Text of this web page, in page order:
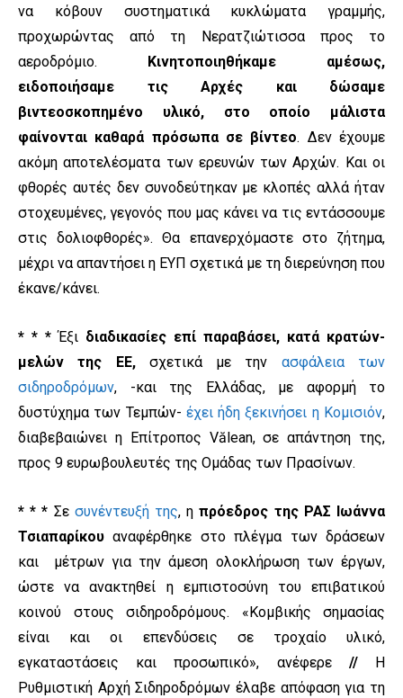
να κόβουν συστηµατικά κυκλώµατα γραµµής,
προχωρώντας από τη Νερατζιώτισσα προς το
αεροδρόµιο.
Κινητοποιηθήκαμε αµέσως,
ειδοποιήσαµε τις Αρχές και δώσαμε
βιντεοσκοπηµένο υλικό, στο οποίο µάλιστα
φαίνονται καθαρά πρόσωπα σε βίντεο. ∆εν έχουµε
ακόµη αποτελέσµατα των ερευνών των Αρχών. Και οι
φθορές αυτές δεν συνοδεύτηκαν µε κλοπές αλλά ήταν
στοχευµένες, γεγονός που µας κάνει να τις εντάσσουµε
στις δολιοφθορές». Θα επανερχόμαστε στο ζήτημα,
μέχρι να απαντήσει η ΕΥΠ σχετικά με τη διερεύνηση που
έκανε/κάνει.
* * * Έξι διαδικασίες επί παραβάσει, κατά κρατών-
μελών της ΕΕ,σχετικά με την ασφάλεια των
σιδηροδρόμων, -και της Ελλάδας, με αφορμή το
δυστύχημα των Τεμπών- έχει ήδη ξεκινήσει η Κομισιόν,
διαβεβαιώνει η Επίτροπος Vălean, σε απάντηση της,
προς 9 ευρωβουλευτές της Ομάδας των Πρασίνων.
* * * Σε συνέντευξή της, η πρόεδρος της ΡΑΣ Ιωάννα
Τσιαπαρίκου αναφέρθηκε στο πλέγμα των δράσεων
και μέτρων για την άμεση ολοκλήρωση των έργων,
ώστε να ανακτηθεί η εμπιστοσύνη του επιβατικού
κοινού στους σιδηροδρόμους. «Κομβικής σημασίας
είναι και οι επενδύσεις σε τροχαίο υλικό,
εγκαταστάσεις και προσωπικό», ανέφερε //Η
Ρυθμιστική Αρχή Σιδηροδρόμων έλαβε απόφαση για τη